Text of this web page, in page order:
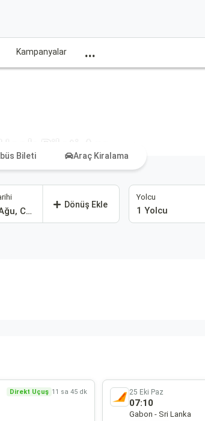
Kampanyalar ...
Bileti Ara
Bileti Araç Kiralama
08 Ağu, Cmt
Dönüş Ekle
Yolcu
1 Yolcu
Direkt Uçuş 11 sa 45 dk 25 Eki Paz
07:10
Gabon - Sri Lanka